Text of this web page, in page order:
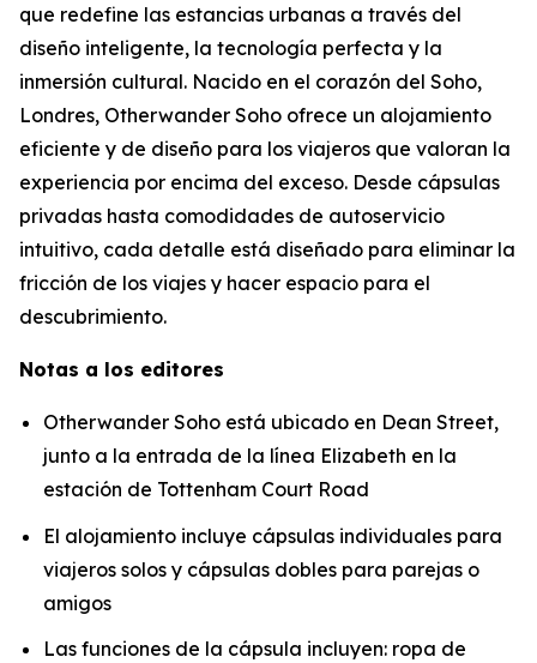
que redefine las estancias urbanas a través del
diseño inteligente, la tecnología perfecta y la
inmersión cultural. Nacido en el corazón del Soho,
Londres, Otherwander Soho ofrece un alojamiento
eficiente y de diseño para los viajeros que valoran la
experiencia por encima del exceso. Desde cápsulas
privadas hasta comodidades de autoservicio
intuitivo, cada detalle está diseñado para eliminar la
fricción de los viajes y hacer espacio para el
descubrimiento.
Notas a los editores
Otherwander Soho está ubicado en Dean Street,
junto a la entrada de la línea Elizabeth en la
estación de Tottenham Court Road
El alojamiento incluye cápsulas individuales para
viajeros solos y cápsulas dobles para parejas o
amigos
Las funciones de la cápsula incluyen: ropa de